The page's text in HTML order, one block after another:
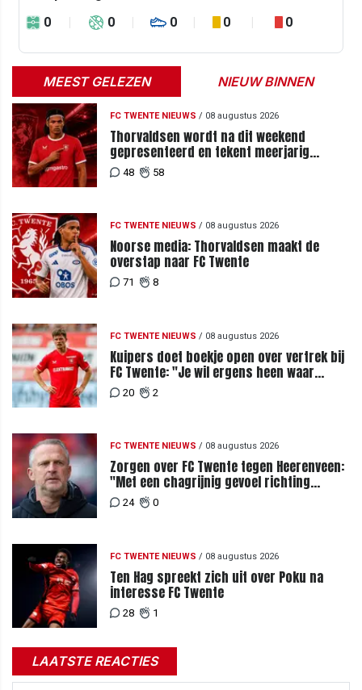
0
0 0 0 0
MEEST GELEZEN NIEUW BINNEN
FC TWENTE NIEUWS / 08 augustus 2026
Thorvaldsen wordt na dit weekend
gepresenteerd en tekent meerjarig
contract bij FC Twente
48 58
FC TWENTE NIEUWS / 08 augustus 2026
Noorse media: Thorvaldsen maakt de
overstap naar FC Twente
71 8
FC TWENTE NIEUWS / 08 augustus 2026
Kuipers doet boekje open over vertrek bij
FC Twente: "Je wil ergens heen waar
mensen je waarderen"
20 2
FC TWENTE NIEUWS / 08 augustus 2026
Zorgen over FC Twente tegen Heerenveen:
"Met een chagrijnig gevoel richting
Slowakije"
24 0
FC TWENTE NIEUWS / 08 augustus 2026
Ten Hag spreekt zich uit over Poku na
interesse FC Twente
28 1
LAATSTE REACTIES